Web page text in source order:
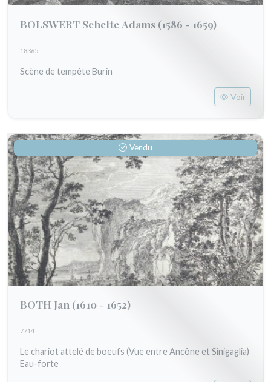
BOLSWERT Schelte Adams (1586 - 1659)
18365
Scène de tempête Burin
Voir
Vendu
BOTH Jan (1610 - 1652)
7714
Le chariot attelé de boeufs (Vue entre Ancône et Sinigaglia)
Eau-forte